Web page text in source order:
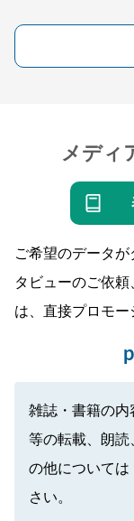
メディ
ご希望のデータ
タビューのご依
は、直接プロモー
雑誌・書籍の内
等の転載、朗読
の他については
さい。